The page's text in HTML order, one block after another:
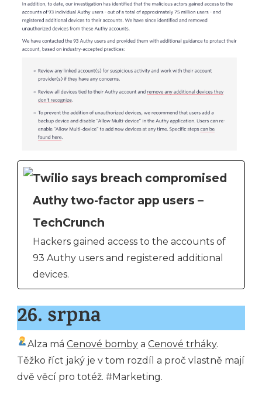
Twilio says breach compromised
Authy two-factor app users –
TechCrunch
Hackers gained access to the accounts of
93 Authy users and registered additional
devices.
26. srpna
Alza máCenové bomby aCenové trháky.
Těžko říct jaký je v tom rozdíl a proč vlastně mají
dvě věcí pro totéž. #Marketing.